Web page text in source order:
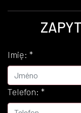
Imię: *
Telefon: *